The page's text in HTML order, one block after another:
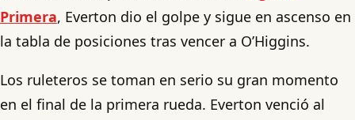
Primera, Everton dio el golpe y sigue en ascenso en
la tabla de posiciones tras vencer a O’Higgins.
Los ruleteros se toman en serio su gran momento
en el final de la primera rueda. Everton venció al